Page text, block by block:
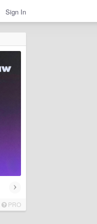
Sign In
›
PRO